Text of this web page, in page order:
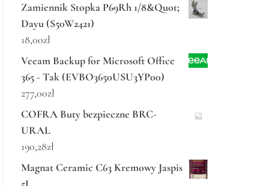
Zamiennik Stopka P69Rh 1/8&Quot;
Dayu (S50W2421)
18,00zł
Veeam Backup for Microsoft Office
365 - Tak (EVBO3650USU3YP00)
277,00zł
COFRA Buty bezpieczne BRC-
URAL
190,28zł
Magnat Ceramic C63 Kremowy Jaspis